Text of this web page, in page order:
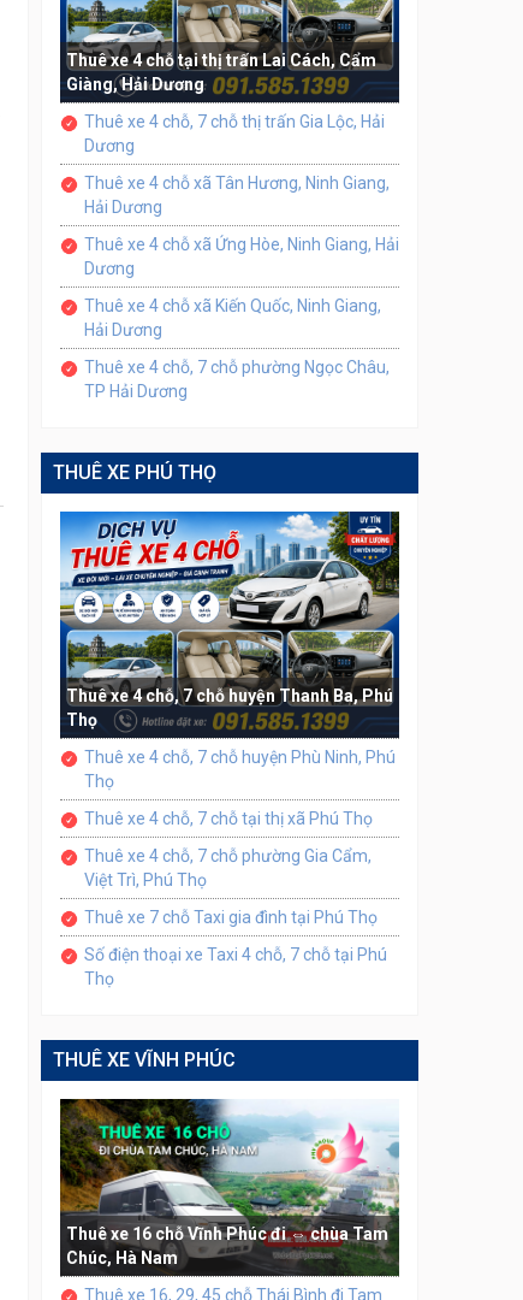
Thuê xe 4 chỗ tại thị trấn Lai Cách, Cẩm
Giàng, Hải Dương
Thuê xe 4 chỗ, 7 chỗ thị trấn Gia Lộc, Hải
Dương
Thuê xe 4 chỗ xã Tân Hương, Ninh Giang,
Hải Dương
Thuê xe 4 chỗ xã Ứng Hòe, Ninh Giang, Hải
Dương
Thuê xe 4 chỗ xã Kiến Quốc, Ninh Giang,
Hải Dương
Thuê xe 4 chỗ, 7 chỗ phường Ngọc Châu,
TP Hải Dương
THUÊ XE PHÚ THỌ
Thuê xe 4 chỗ, 7 chỗ huyện Thanh Ba, Phú
Thọ
Thuê xe 4 chỗ, 7 chỗ huyện Phù Ninh, Phú
Thọ
Thuê xe 4 chỗ, 7 chỗ tại thị xã Phú Thọ
Thuê xe 4 chỗ, 7 chỗ phường Gia Cẩm,
Việt Trì, Phú Thọ
Thuê xe 7 chỗ Taxi gia đình tại Phú Thọ
Số điện thoại xe Taxi 4 chỗ, 7 chỗ tại Phú
Thọ
THUÊ XE VĨNH PHÚC
Thuê xe 16 chỗ Vĩnh Phúc đi ⇔ chùa Tam
Chúc, Hà Nam
Thuê xe 16, 29, 45 chỗ Thái Bình đi Tam